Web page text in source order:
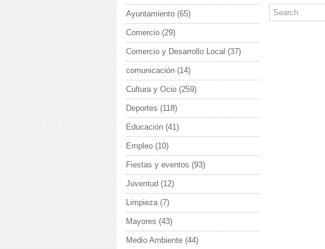
Ayuntamiento (65)
Comercio (29)
Comercio y Desarrollo Local (37)
comunicación (14)
Cultura y Ocio (259)
Deportes (118)
Educación (41)
Empleo (10)
Fiestas y eventos (93)
Juventud (12)
Limpieza(7)
Mayores (43)
Medio Ambiente (44)